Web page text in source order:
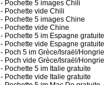
- Pochette 5 images Chili
- Pochette vide Chili
- Pochette 5 images Chine
- Pochette vide Chine
- Pochette 5 im Espagne gratuite
- Pochette vide Espagne gratuite
- Poch 5 im Grèce/Israël/Hongrie
- Poch vide Grèce/Israël/Hongrie
- Pochette 5 im Italie gratuite
- Pochette vide Italie gratuite